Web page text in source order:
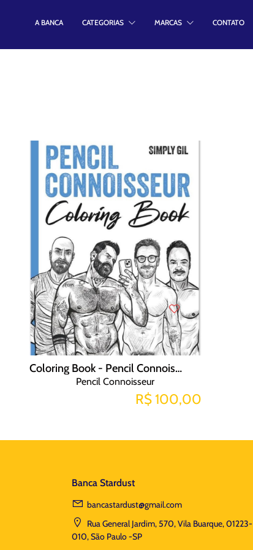
A BANCA CATEGORIAS MARCAS CONTATO
Pencil Connoisseur
Coloring Book - Pencil Connoisseur
Pencil Connoisseur
R$ 100,00
Banca Stardust
bancastardust@gmail.com
Rua General Jardim, 570, Vila Buarque, 01223-
010, São Paulo -SP